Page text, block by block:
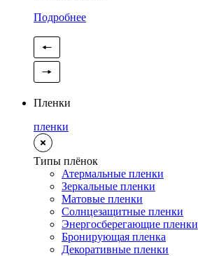
Подробнее
Пленки
пленки
Типы плёнок
Атермальные пленки
Зеркальные пленки
Матовые пленки
Солнцезащитные пленки
Энергосберегающие пленки
Бронирующая пленка
Декоративные пленки